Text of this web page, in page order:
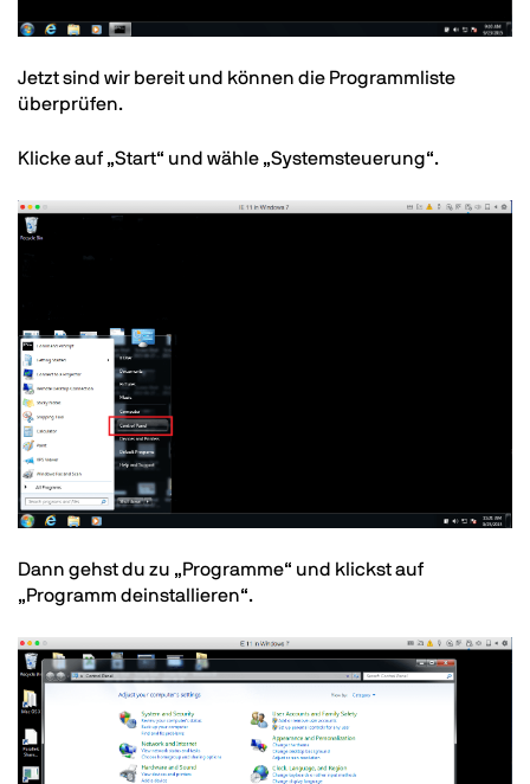
Text
Jetzt sind wir bereit und können die Programmliste
überprüfen.
Klicke auf „Start“ und wähle „Systemsteuerung“.
Image
Text
Dann gehst du zu „Programme“ und klickst auf
„Programm deinstallieren“.
Image